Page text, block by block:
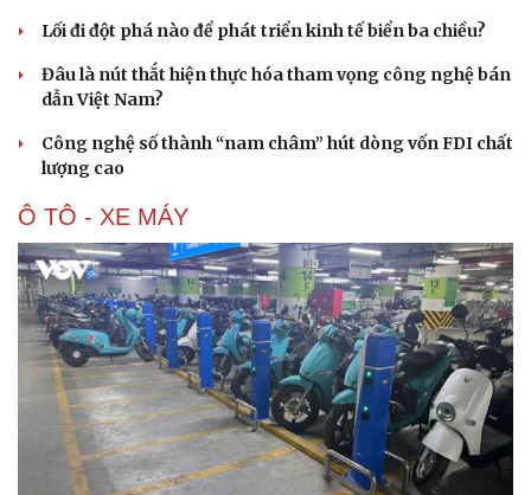
Lối đi đột phá nào để phát triển kinh tế biển ba chiều?
Đâu là nút thắt hiện thực hóa tham vọng công nghệ bán
dẫn Việt Nam?
Công nghệ số thành “nam châm” hút dòng vốn FDI chất
lượng cao
Ô TÔ - XE MÁY